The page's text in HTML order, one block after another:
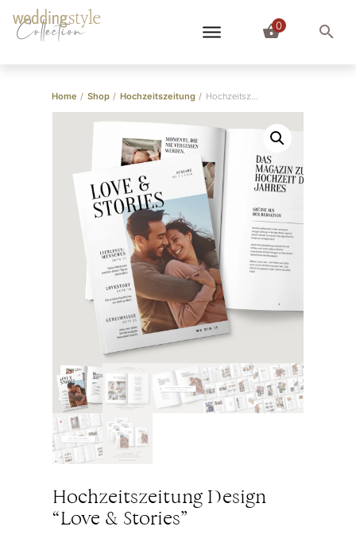
Collection 0
Home / Shop / Hochzeitszeitung / Hochzeitszeitung Design “Love & Stories”
Hochzeitszeitung Design
“Love & Stories”